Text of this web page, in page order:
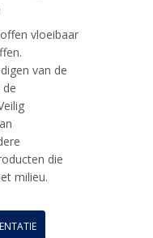
vloeibaar
van de
die
milieu.